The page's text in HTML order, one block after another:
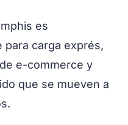
es
para carga exprés,
e-commerce y
que se mueven a